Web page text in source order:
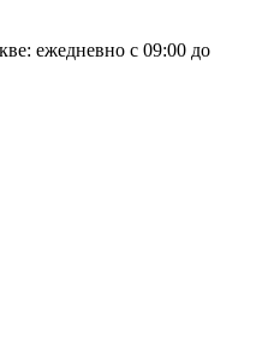
ежедневно с 09:00 до